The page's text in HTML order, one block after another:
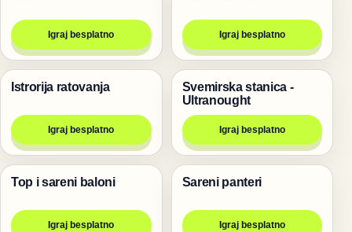
Igraj besplatno Igraj besplatno
Pucanje
Istrorija ratovanja
Igraj besplatno
Pucanje
Svemirska stanica -
Ultranought
Igraj besplatno
Pucanje
Top i sareni baloni
Igraj besplatno
Pucanje
Sareni panteri
Igraj besplatno